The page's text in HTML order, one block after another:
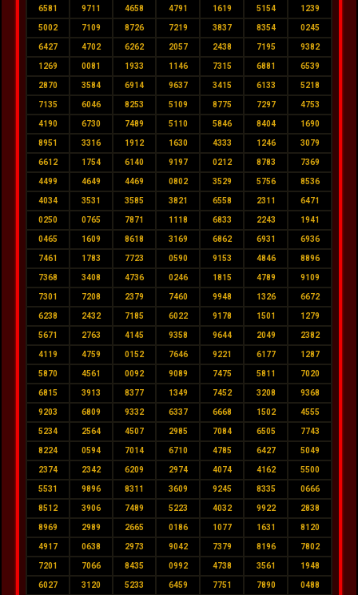
6581 9711 4658 4791 1619 5154 1239
5002 7109 8726 7219 3837 8354 0245
6427 4702 6262 2057 2438 7195 9382
1269 0081 1933 1146 7315 6881 6539
2870 3584 6914 9637 3415 6133 5218
7135 6046 8253 5109 8775 7297 4753
4190 6730 7489 5110 5846 8404 1690
8951 3316 1912 1630 4333 1246 3079
6612 1754 6140 9197 0212 8783 7369
4499 4649 4469 0802 3529 5756 8536
4034 3531 3585 3821 6558 2311 6471
0250 0765 7871 1118 6833 2243 1941
0465 1609 8618 3169 6862 6931 6936
7461 1783 7723 0590 9153 4846 8896
7368 3408 4736 0246 1815 4789 9109
7301 7208 2379 7460 9948 1326 6672
6238 2432 7185 6022 9178 1501 1279
5671 2763 4145 9358 9644 2049 2382
4119 4759 0152 7646 9221 6177 1287
5870 4561 0092 9089 7475 5811 7020
6815 3913 8377 1349 7452 3208 9368
9203 6809 9332 6337 6668 1502 4555
5234 2564 4507 2985 7084 6505 7743
8224 0594 7014 6710 4785 6427 5049
2374 2342 6209 2974 4074 4162 5500
5531 9896 8311 3609 9245 8335 0666
8512 3906 7489 5223 4032 9922 2838
8969 2989 2665 0186 1077 1631 8120
4917 0638 2973 9042 7379 8196 7802
7201 7066 8435 0992 4738 3561 1948
6027 3120 5233 6459 7751 7890 0488